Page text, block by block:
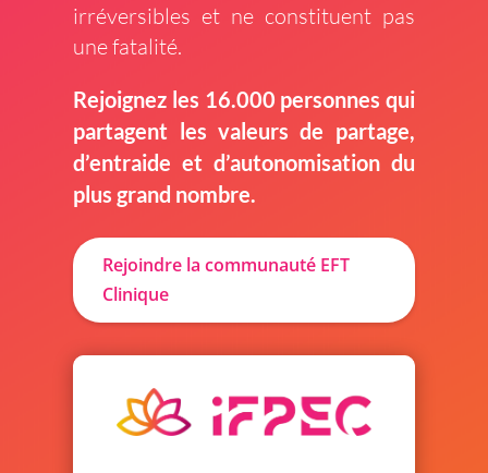
irréversibles et ne constituent pas
une fatalité.
Rejoignez les 16.000 personnes qui
partagent les valeurs de partage,
d’entraide et d’autonomisation du
plus grand nombre.
Rejoindre la communauté EFT
Clinique